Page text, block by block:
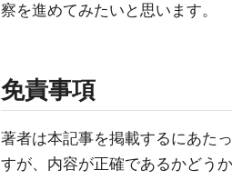
察を進めてみたいと思います。
免責事項
著者は本記事を掲載するにあた
すが、内容が正確であるかどう